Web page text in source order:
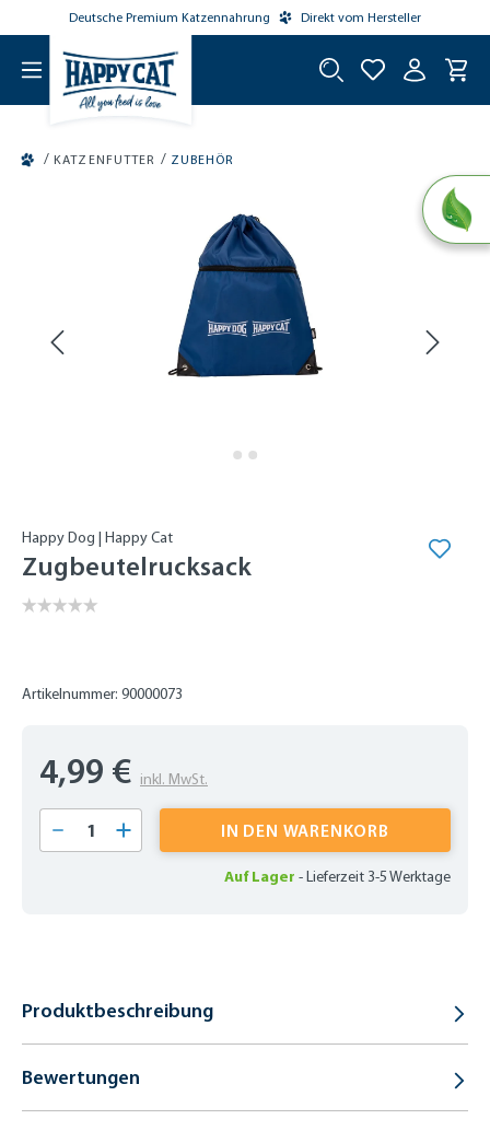
springen
Deutsche Premium Katzennahrung Direkt vom Hersteller
/ KATZENFUTTER / ZUBEHÖR
Happy Dog | Happy Cat
Zugbeutelrucksack
Artikelnummer: 90000073
4,99 € inkl. MwSt.
Produkt Anzahl: Gib den gewünschten
IN DEN WARENKORB
Auf Lager -Lieferzeit 3-5 Werktage
Produktbeschreibung
Bewertungen